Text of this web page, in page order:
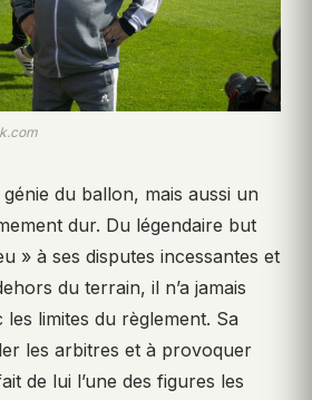
du ballon, mais aussi un
dur. Du légendaire but
» à ses disputes incessantes et
du terrain, il n’a jamais
les limites du règlement. Sa
les arbitres et à provoquer
de lui l’une des figures les